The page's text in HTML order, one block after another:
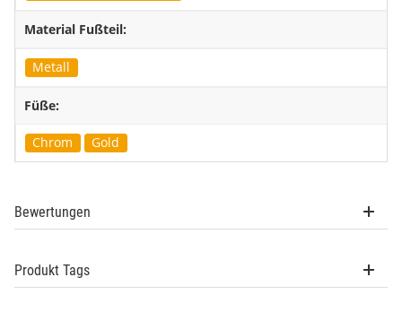
Material Fußteil:
Metall
Füße:
Chrom Gold
Bewertungen
Produkt Tags